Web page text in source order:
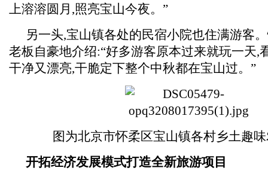
上溶溶圆月,照亮宝山今夜。”
另一头,宝山镇各处的民宿小院也住满游客
老板自豪地介绍:“好多游客原本过来就玩一天,
干净又漂亮,干脆定下整个中秋都在宝山过。”
图为北京市怀柔区宝山镇各村乡土趣
开拓经济发展模式打造全新旅游项目